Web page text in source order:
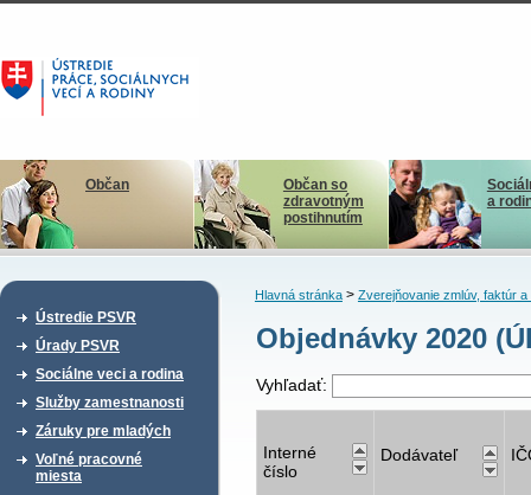
Občan
Občan so
zdravotným
postihnutím
a
Ústredie PSVR
Úrady PSVR
Sociálne veci a rodina
Služby zamestnanosti
Záruky pre mladých
Voľné pracovné
miesta
Hlavná stránka> Zverejňovanie zmlúv, faktúr a
Objednávky 2020
Vyhľadať:
Interné
číslo
Dodávateľ